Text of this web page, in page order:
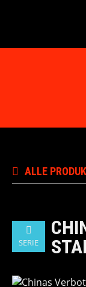
ALLE
SERIE